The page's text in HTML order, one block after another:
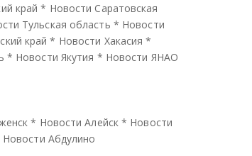
край * Новости Саратовская
Тульская область * Новости
край * Новости Хакасия *
* Новости Якутия * Новости ЯНАО
* Новости Алейск* Новости
Новости Абдулино